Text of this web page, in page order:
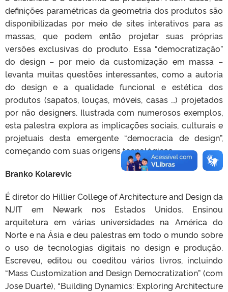
definições paramétricas da geometria dos produtos são
disponibilizadas por meio de sites interativos para as
massas, que podem então projetar suas próprias
versões exclusivas do produto. Essa “democratização”
do design – por meio da customização em massa –
levanta muitas questões interessantes, como a autoria
do design e a qualidade funcional e estética dos
produtos (sapatos, louças, móveis, casas …) projetados
por não designers. Ilustrada com numerosos exemplos,
esta palestra explora as implicações sociais, culturais e
projetuais desta emergente “democracia de design”,
começando com suas origens tecnológicas.
Branko Kolarevic
É diretor do Hillier College of Architecture and Design da
NJIT em Newark nos Estados Unidos. Ensinou
arquitetura em várias universidades na América do
Norte e na Ásia e deu palestras em todo o mundo sobre
o uso de tecnologias digitais no design e produção.
Escreveu, editou ou coeditou vários livros, incluindo
“Mass Customization and Design Democratization” (com
Jose Duarte), “Building Dynamics: Exploring Architecture